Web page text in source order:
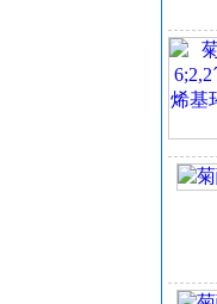
分
溶
菊
氧
速
菊